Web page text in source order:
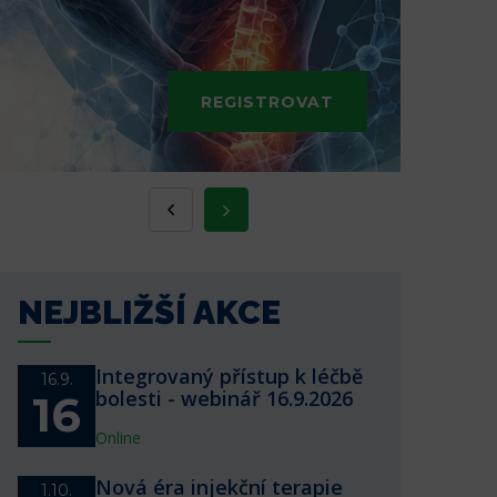
REGISTROVAT
NEJBLIŽŠÍ AKCE
16.9.
16
Integrovaný přístup k léčbě
bolesti - webinář 16.9.2026
Online
1.10.
Nová éra injekční terapie